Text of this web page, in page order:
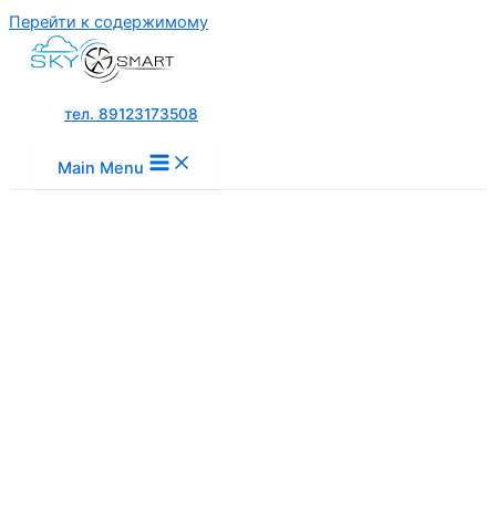
Перейти к содержимому
тел. 89123173508
Main Menu